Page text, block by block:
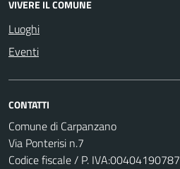
VIVERE IL COMUNE
Luoghi
Eventi
CONTATTI
Comune di Carpanzano
Via Ponterisi n.7
Codice fiscale / P. IVA:00404190787